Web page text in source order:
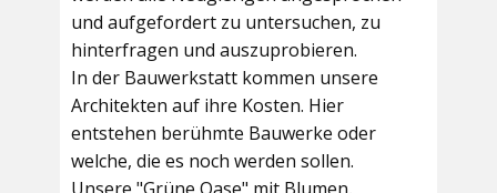
und aufgefordert zu untersuchen, zu
hinterfragen und auszuprobieren.
In der Bauwerkstatt kommen unsere
Architekten auf ihre Kosten. Hier
entstehen berühmte Bauwerke oder
welche, die es noch werden sollen.